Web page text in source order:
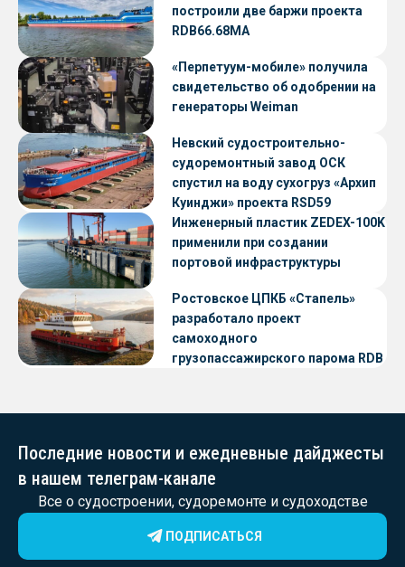
построили две баржи проекта
RDB66.68МА
«Перпетуум-мобиле» получила
свидетельство об одобрении на
генераторы Weiman
Невский судостроительно-
судоремонтный завод ОСК
спустил на воду сухогруз «Архип
Куинджи» проекта RSD59
Инженерный пластик ZEDEX-100K
применили при создании
портовой инфраструктуры
Ростовское ЦПКБ «Стапель»
разработало проект
самоходного
грузопассажирского парома RDB
Последние новости и ежедневные дайджесты
в нашем телеграм-канале
Все о судостроении, судоремонте и судоходстве
ПОДПИСАТЬСЯ